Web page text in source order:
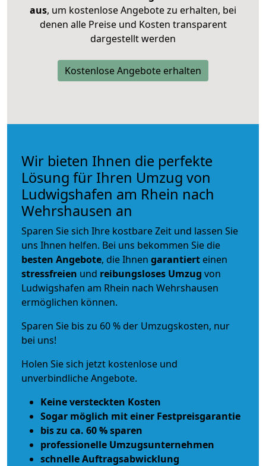
aus, um kostenlose Angebote zu erhalten, bei
denen alle Preise und Kosten transparent
dargestellt werden
Kostenlose Angebote erhalten
Wir bieten Ihnen die perfekte
Lösung für Ihren Umzug von
Ludwigshafen am Rhein nach
Wehrshausen an
Sparen Sie sich Ihre kostbare Zeit und lassen Sie
uns Ihnen helfen. Bei uns bekommen Sie die
besten Angebote, die Ihnen garantiert einen
stressfreien und reibungsloses Umzug von
Ludwigshafen am Rhein nach Wehrshausen
ermöglichen können.
Sparen Sie bis zu 60 % der Umzugskosten, nur
bei uns!
Holen Sie sich jetzt kostenlose und
unverbindliche Angebote.
Keine versteckten Kosten
Sogar möglich mit einer Festpreisgarantie
bis zu ca. 60 % sparen
professionelle Umzugsunternehmen
schnelle Auftragsabwicklung